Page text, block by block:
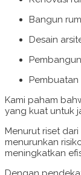
Bangun
Desain
Kami paham
yang kuat untuk
Menurut riset
menurunkan
meningkatkan